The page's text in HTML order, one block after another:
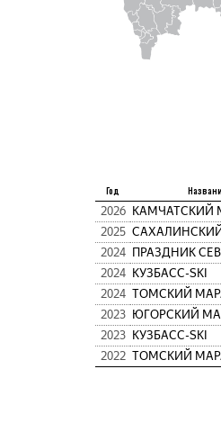
Год
2026 КАМЧАТСКИЙ
2025
2024
ПРАЗДНИК
2024
КУЗБАСC-SKI
2024 ТОМСКИЙ
2023
ЮГОРСКИЙ
2023
КУЗБАСC-SKI
2022 ТОМСКИЙ